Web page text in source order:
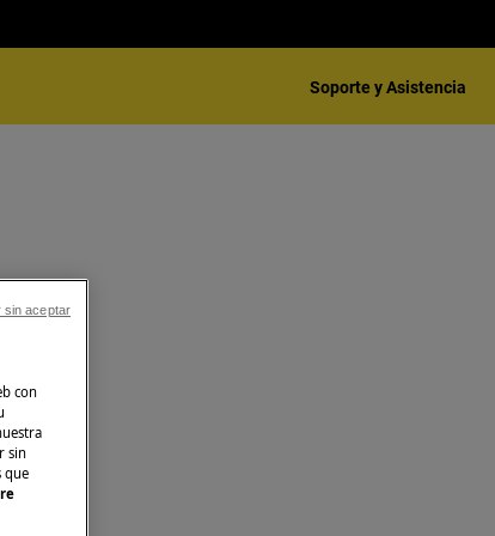
Soporte y Asistencia
con
sin
que
sin aceptar